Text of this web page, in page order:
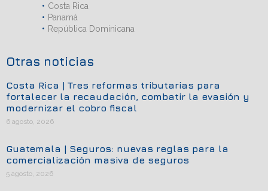
Costa Rica
Panamá
República Dominicana
Otras noticias
Costa Rica | Tres reformas tributarias para
fortalecer la recaudación, combatir la evasión y
modernizar el cobro fiscal
6 agosto, 2026
Guatemala | Seguros: nuevas reglas para la
comercialización masiva de seguros
5 agosto, 2026